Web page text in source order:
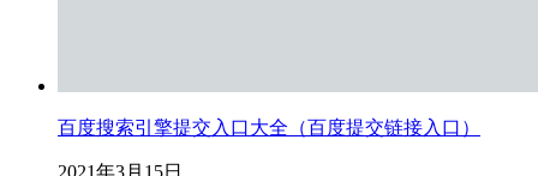
百度搜索引擎提交入口大全（百度提交链接入口）
2021年3月15日